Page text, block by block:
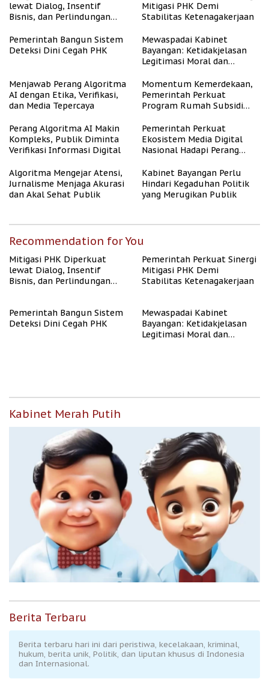
lewat Dialog, Insentif
Bisnis, dan Perlindungan
Mitigasi PHK Demi
Stabilitas Ketenagakerjaan
Pemerintah Bangun Sistem
Deteksi Dini Cegah PHK
Mewaspadai Kabinet
Bayangan: Ketidakjelasan
Legitimasi Moral dan
Menjawab Perang Algoritma
AI dengan Etika, Verifikasi,
dan Media Tepercaya
Momentum Kemerdekaan,
Pemerintah Perkuat
Program Rumah Subsidi
Berpenghasilan Rendah
Perang Algoritma AI Makin
Kompleks, Publik Diminta
Verifikasi Informasi Digital
Pemerintah Perkuat
Ekosistem Media Digital
Nasional Hadapi Perang
Algoritma Mengejar Atensi,
Jurnalisme Menjaga Akurasi
dan Akal Sehat Publik
Kabinet Bayangan Perlu
Hindari Kegaduhan Politik
yang Merugikan Publik
Recommendation for You
Mitigasi PHK Diperkuat
lewat Dialog, Insentif
Bisnis, dan Perlindungan
Pemerintah Perkuat Sinergi
Mitigasi PHK Demi
Stabilitas Ketenagakerjaan
Pemerintah Bangun Sistem
Deteksi Dini Cegah PHK
Mewaspadai Kabinet
Bayangan: Ketidakjelasan
Legitimasi Moral dan
Kabinet Merah Putih
Berita Terbaru
Berita terbaru hari ini dari peristiwa, kecelakaan, kriminal,
hukum, berita unik, Politik, dan liputan khusus di Indonesia
dan Internasional.